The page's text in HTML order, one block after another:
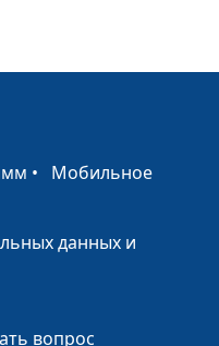
Дерябкина,
• Мобильное
данных и
вопрос